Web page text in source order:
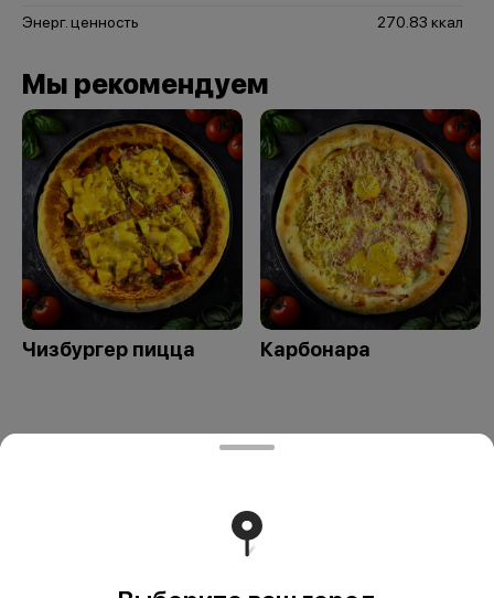
Энерг. ценность
270.83 ккал
Мы рекомендуем
Чизбургер пицца Карбонара
ЧТУП "ПиццаФаер" п.а. 225503, Столин, ул.
Терешковой, 55/1 УНП 291753273 ОАО»Паритетбанк»
БИК POISBY2X Адрес Банка: 220002, г.Минск, ул
Киселева, 61А р.с. BY75POIS30120154220501933001